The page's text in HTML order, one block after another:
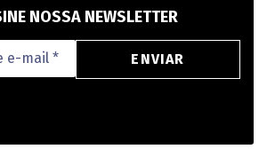
NOSSA NEWSLETTER